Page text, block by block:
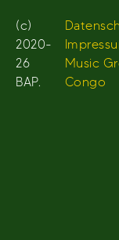
(c)
2020-
26
BAP.
Music
Congo